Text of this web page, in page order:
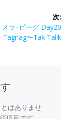
次:
次
の
メラ･ピーク Day20
Tagnag〜Tak Tallk
はありませ